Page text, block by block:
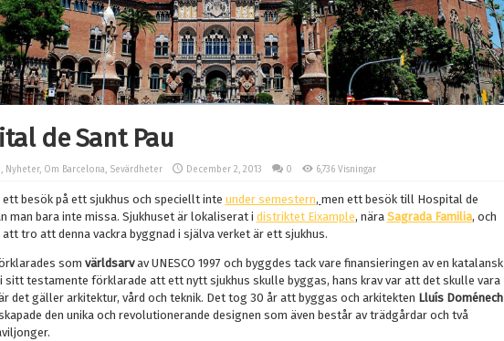
de Sant Pau
, Nyheter, Om Barcelona, Sevärdheter December 2, 2013 0 6,736 Visningar
besök på ett sjukhus och speciellt inte under semestern, men ett besök till Hospital de
man bara inte missa. Sjukhuset är lokaliserat i distriktet Eixample, nära Sagrada Familia, och
tro att denna vackra byggnad i själva verket är ett sjukhus.
som världsarvav UNESCO 1997 och byggdes tack vare finansieringen av en katalansk
sitt testamente förklarade att ett nytt sjukhus skulle byggas, hans krav var att det skulle vara
det gäller arkitektur, vård och teknik. Det tog 30 år att byggas och arkitekten Lluís Doménech
den unika och revolutionerande designen som även består av trädgårdar och två